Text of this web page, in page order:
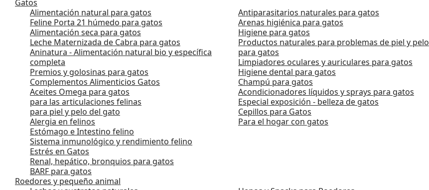
Gatos
Alimentación natural para gatos
Feline Porta 21 húmedo para gatos
Alimentación seca para gatos
Leche Maternizada de Cabra para gatos
Aninatura - Alimentación natural bio y específica
completa
Premios y golosinas para gatos
Complementos Alimenticios Gatos
Aceites Omega para gatos
para las articulaciones felinas
para piel y pelo del gato
Alergia en felinos
Estómago e Intestino felino
Sistema inmunológico y rendimiento felino
Estrés en Gatos
Renal, hepático, bronquios para gatos
BARF para gatos
Antiparasitarios naturales para gatos
Arenas higiénica para gatos
Higiene para gatos
Productos naturales para problemas de piel y pelo
para gatos
Limpiadores oculares y auriculares para gatos
Higiene dental para gatos
Champú para gatos
Acondicionadores líquidos y sprays para gatos
Especial exposición - belleza de gatos
Cepillos para Gatos
Para el hogar con gatos
Roedores y pequeño animal